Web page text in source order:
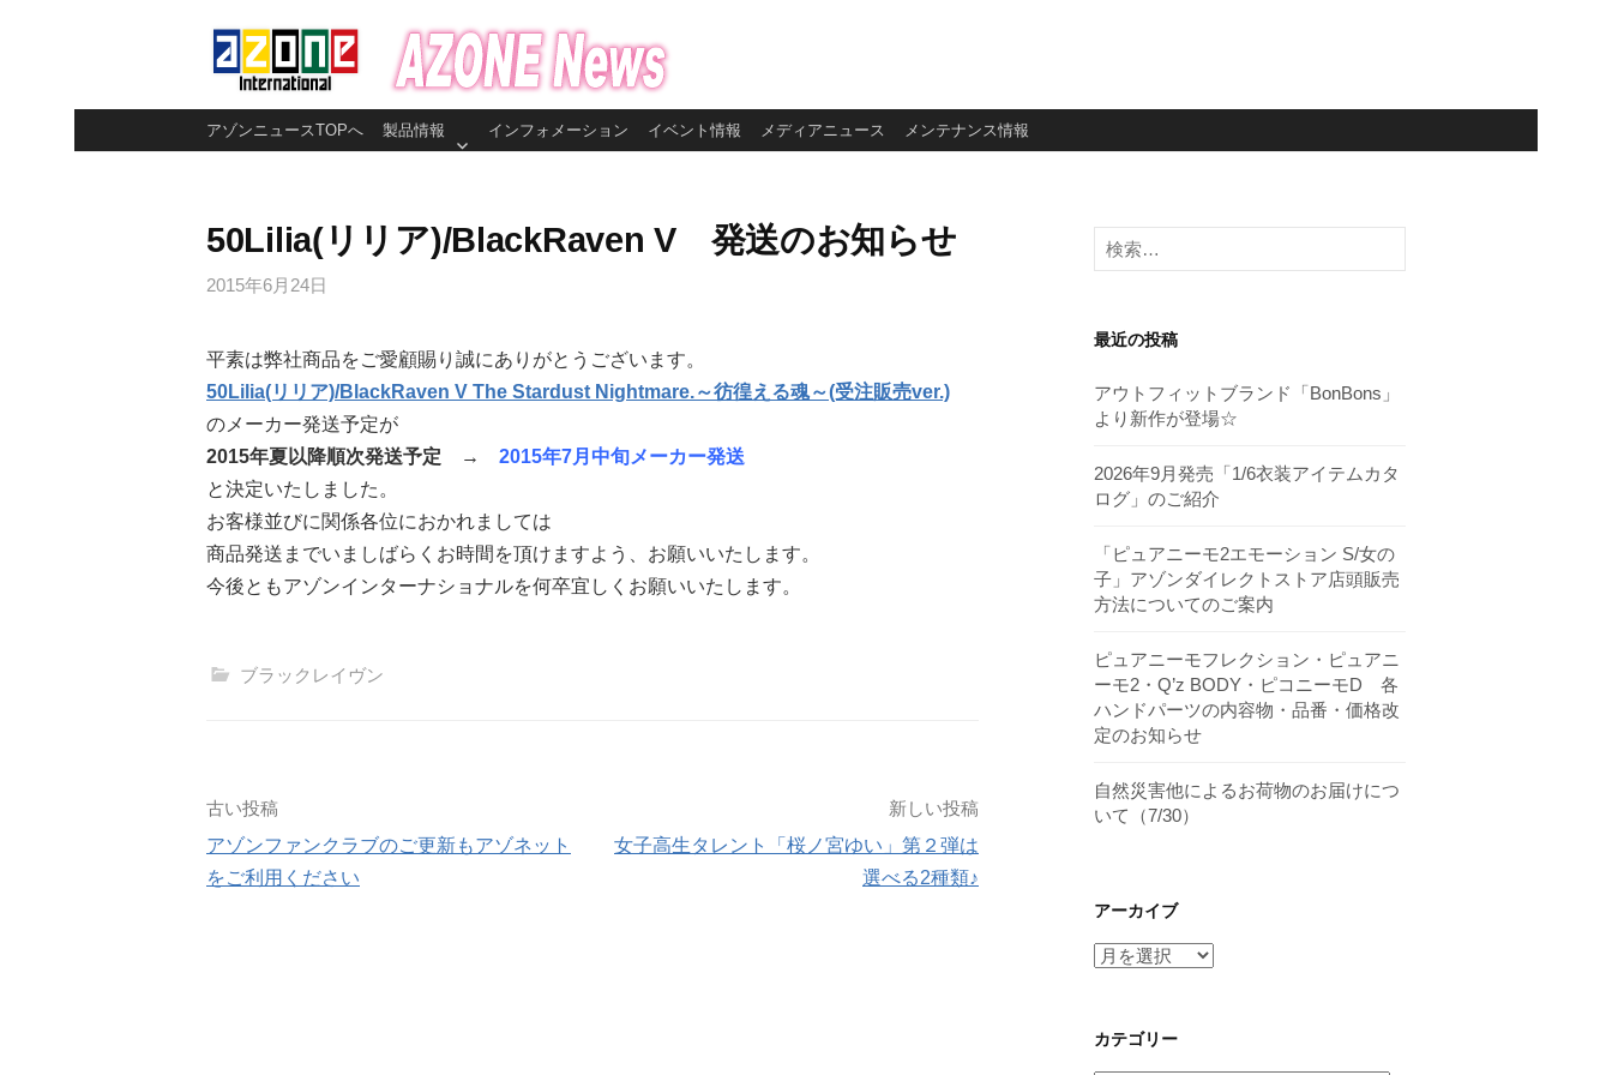
ン
アゾンニュースTOPへ 製品情報 インフォメーション イベント情報 メディアニュース メンテナンス情報
50Lilia(リリア)/BlackRaven V 発送のお知らせ
2015年6月24日
平素は弊社商品をご愛顧賜り誠にありがとうございます。
50Lilia(リリア)/BlackRaven V The Stardust Nightmare.～彷徨える魂～(受注販売ver.)
のメーカー発送予定が
2015年夏以降順次発送予定 → 2015年7月中旬メーカー発送
と決定いたしました。
お客様並びに関係各位におかれましては
商品発送までいましばらくお時間を頂けますよう、お願いいたします。
今後ともアゾンインターナショナルを何卒宜しくお願いいたします。
ブラックレイヴン
投
稿
古い投稿
アゾンファンクラブのご更新もアゾネット
をご利用ください
新しい投稿
女子高生タレント「桜ノ宮ゆい」第２弾は
選べる2種類♪
検
索:
最近の投稿
アウトフィットブランド「BonBons」
より新作が登場☆
2026年9月発売「1/6衣装アイテムカタ
ログ」のご紹介
「ピュアニーモ2エモーション S/女の
子」アゾンダイレクトストア店頭販売
方法についてのご案内
ピュアニーモフレクション・ピュアニ
ーモ2・Q’z BODY・ピコニーモD 各
ハンドパーツの内容物・品番・価格改
定のお知らせ
自然災害他によるお荷物のお届けにつ
いて（7/30）
アーカイブ
ア
イ
ブ
カテゴリー